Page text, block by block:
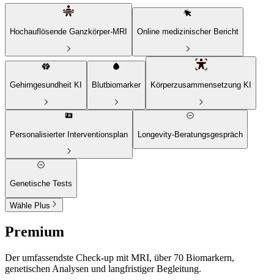
Hochauflösende Ganzkörper-MRI Online medizinischer Bericht
Gehirngesundheit KI Blutbiomarker Körperzusammensetzung KI
Personalisierter Interventionsplan Longevity-Beratungsgespräch
Genetische Tests
Wähle Plus
Premium
Der umfassendste Check-up mit MRI, über 70 Biomarkern,
genetischen Analysen und langfristiger Begleitung.